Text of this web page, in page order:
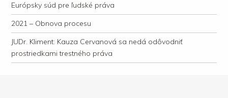
Európsky súd pre ľudské práva
2021 – Obnova procesu
JUDr. Kliment: Kauza Cervanová sa nedá odôvodniť
prostriedkami trestného práva